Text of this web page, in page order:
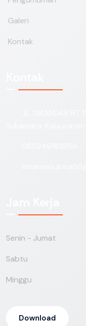
Galeri
Kontak
Senin - Jumat
Sabtu
Minggu
Download